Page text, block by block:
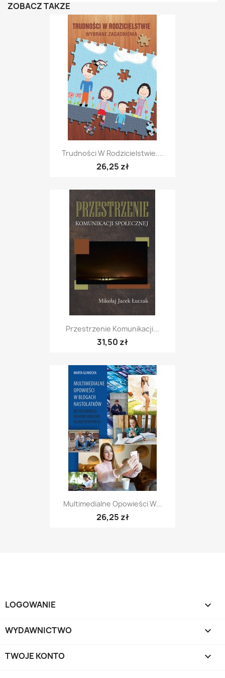
ZOBACZ TAKŻE
Trudności W Rodzicielstwie....
26,25 zł
Przestrzenie Komunikacji...
31,50 zł
Multimedialne Opowieści W...
26,25 zł
LOGOWANIE 
WYDAWNICTWO 
TWOJE KONTO 